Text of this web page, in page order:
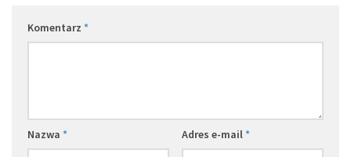
Komentarz *
Nazwa * Adres e-mail*